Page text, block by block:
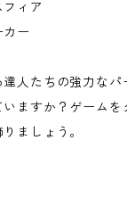
ィア
ー
人たちの強力な
ますか？ゲームを
ましょう。